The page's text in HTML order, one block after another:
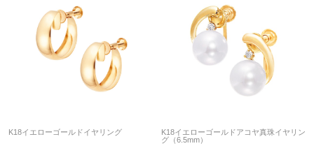
K18イエローゴールドイヤリング
K18イエローゴールドアコヤ真珠イヤリン
グ（6.5mm）